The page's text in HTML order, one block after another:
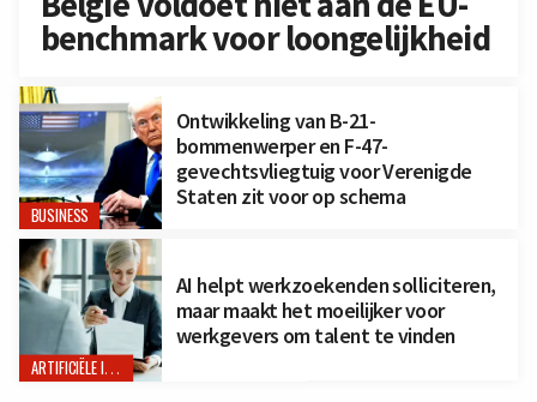
benchmark voor loongelijkheid
BUSINESS
Ontwikkeling van B-21-
bommenwerper en F-47-
gevechtsvliegtuig voor Verenigde
Staten zit voor op schema
ARTIFICIËLE INTELLIGENTIE
AI helpt werkzoekenden solliciteren,
maar maakt het moeilijker voor
werkgevers om talent te vinden